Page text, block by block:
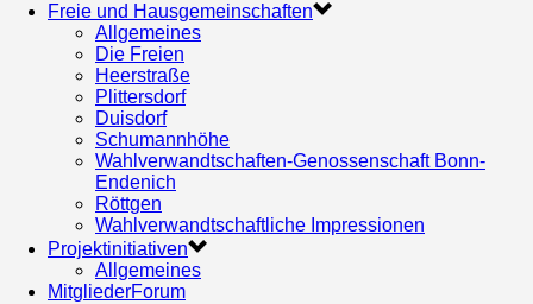
Freie und Hausgemeinschaften
Allgemeines
Die Freien
Heerstraße
Plittersdorf
Duisdorf
Schumannhöhe
Wahlverwandtschaften-Genossenschaft Bonn-
Endenich
Röttgen
Wahlverwandtschaftliche Impressionen
Projektinitiativen
Allgemeines
MitgliederForum